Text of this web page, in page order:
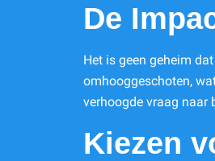
De
Het is geen geheim
omhooggeschoten,
verhoogde vraag naar
Kiezen